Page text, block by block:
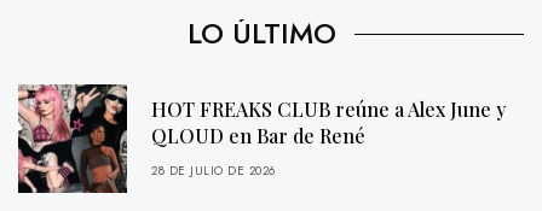
LO ÚLTIMO
HOT FREAKS CLUB reúne a Alex June y
QLOUD en Bar de René
28 DE JULIO DE 2026